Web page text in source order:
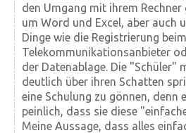
den Umgang mit ihrem Rechner
um Word und Excel, aber auch
Dinge wie die Registrierung beim
Telekommunikationsanbieter
der Datenablage. Die "Schüler"
deutlich über ihren Schatten
eine Schulung zu gönnen, denn
peinlich, dass sie diese
Meine Aussage, dass alles